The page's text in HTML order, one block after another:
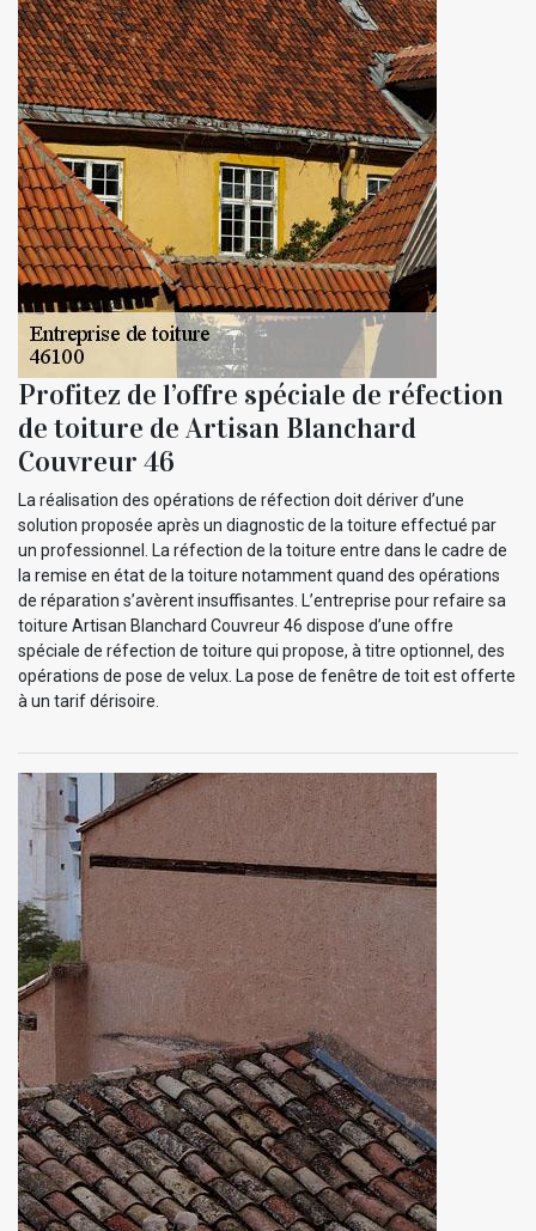
Profitez de l’offre spéciale de réfection
de toiture de Artisan Blanchard
Couvreur 46
La réalisation des opérations de réfection doit dériver d’une
solution proposée après un diagnostic de la toiture effectué par
un professionnel. La réfection de la toiture entre dans le cadre de
la remise en état de la toiture notamment quand des opérations
de réparation s’avèrent insuffisantes. L’entreprise pour refaire sa
toiture Artisan Blanchard Couvreur 46 dispose d’une offre
spéciale de réfection de toiture qui propose, à titre optionnel, des
opérations de pose de velux. La pose de fenêtre de toit est offerte
à un tarif dérisoire.